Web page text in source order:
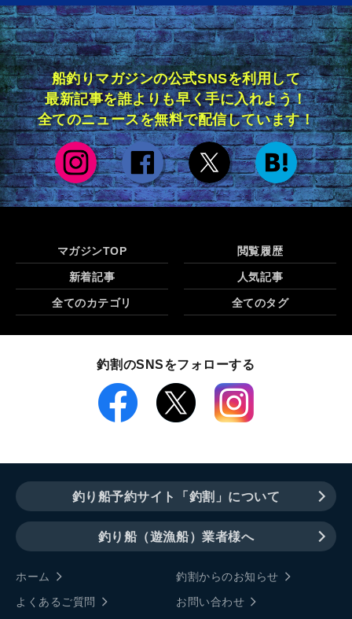
船釣りマガジンの公式SNSを利用して
最新記事を誰よりも早く手に入れよう！
全てのニュースを無料で配信しています！
マガジンTOP 閲覧履歴
新着記事 人気記事
全てのカテゴリ 全てのタグ
釣割のSNSをフォローする
釣り船予約サイト「釣割」について
釣り船（遊漁船）業者様へ
ホーム
釣割からのお知らせ
よくあるご質問
お問い合わせ